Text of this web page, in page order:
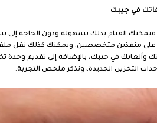
في جيبك
فيمكنك القيام بذلك بسهولة ودون الحاجة إلى
على منفذين متخصصين. ويمكنك كذلك نقل
وألعابك في جيبك، بالإضافة إلى تقديم وحدة